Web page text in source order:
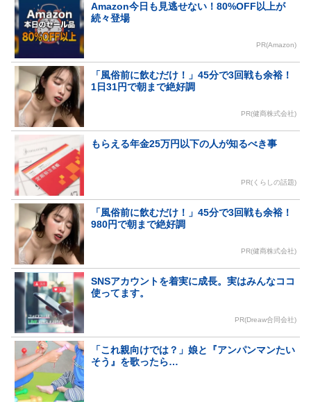
Amazon今日も見逃せない！80%OFF以上が
続々登場
PR(Amazon)
「風俗前に飲むだけ！」45分で3回戦も余裕！
1日31円で朝まで絶好調
PR(健商株式会社)
もらえる年金25万円以下の人が知るべき事
PR(くらしの話題)
「風俗前に飲むだけ！」45分で3回戦も余裕！
980円で朝まで絶好調
PR(健商株式会社)
SNSアカウントを着実に成長。実はみんなココ
使ってます。
PR(Dreaw合同会社)
「これ親向けでは？」娘と『アンパンマンたい
そう』を歌ったら…